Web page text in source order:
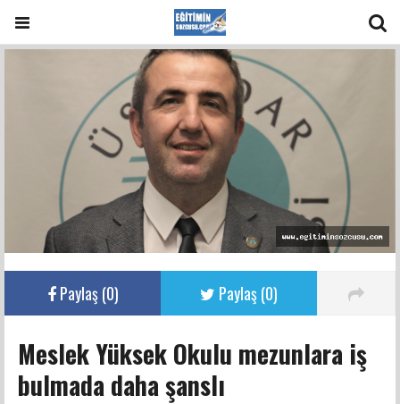
Paylaş (0) Paylaş (0)
Meslek Yüksek Okulu mezunlara iş
bulmada daha şanslı